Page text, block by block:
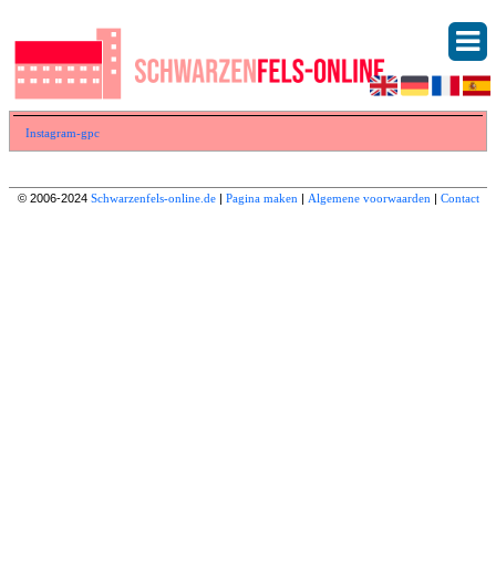
Instagram-gpc
© 2006-2024 Schwarzenfels-online.de| Pagina maken | Algemene voorwaarden | Contact